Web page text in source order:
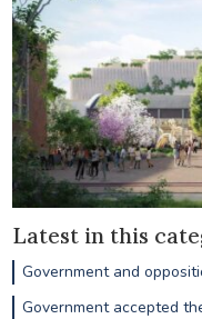
Latest in this
Government and
Government accepted